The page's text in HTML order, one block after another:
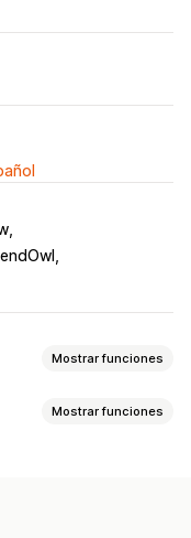
Mostrar funciones
Mostrar funciones